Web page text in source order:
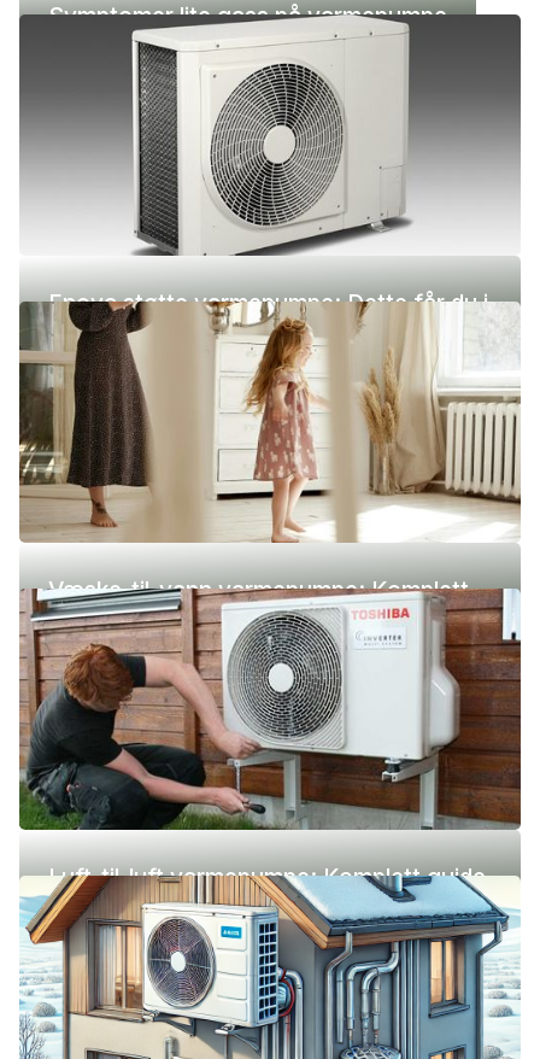
Symptomer lite gass på varmepumpe
Enova støtte varmepumpe: Dette får du i
2026
Væske-til-vann varmepumpe: Komplett
guide (pris, fordeler og ulemper)
Luft-til-luft varmepumpe: Komplett guide
(pris, fordeler og ulemper)